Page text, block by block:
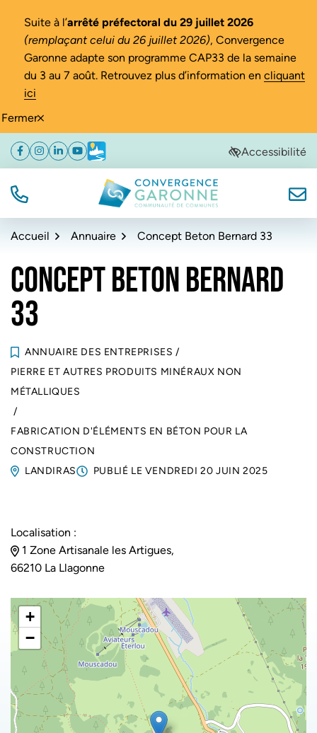
Fermer
Suite à l’arrêté préfectoral du 29 juillet 2026
(remplaçant celui du 26 juillet 2026), Convergence
Garonne adapte son programme CAP33 de la semaine
du 3 au 7 août. Retrouvez plus d’information en cliquant
ici
Aller
navigation
Aller
au
Aller
au
de
Facebook
(ouverture dans un nouvel onglet)
Instagram
(ouverture dans un nouvel onglet)
Linkedin
(ouverture dans un nouvel onglet)
YouTube
(ouverture dans un nouvel onglet)
Météo
(ouverture dans un nouvel onglet)Accessibilité
TÉL. Convergence Garonne
Accueil Annuaire Concept Beton Bernard 33
CONCEPT BETON BERNARD
33
ANNUAIRE DES ENTREPRISES /
PIERRE ET AUTRES PRODUITS MINÉRAUX NON
MÉTALLIQUES
/
FABRICATION D'ÉLÉMENTS EN BÉTON POUR LA
CONSTRUCTION
LANDIRAS
PUBLIÉ LE VENDREDI 20 JUIN 2025
Localisation :
1 Zone Artisanale les Artigues,
66210 La Llagonne
+
−